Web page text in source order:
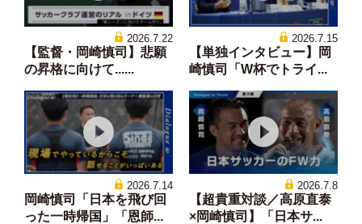
2026.7.22
【監督・岡崎慎司】悲願
の昇格に向けて......
2026.7.15
【単独インタビュー】岡
崎慎司「W杯でトライ...
2026.7.14
岡崎慎司「日本を飛び回
った一時帰国」「恩師...
2026.7.8
【超貴重対談／高原直泰
×岡崎慎司】「日本サ...